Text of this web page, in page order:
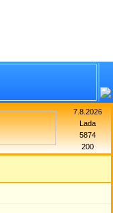
7.8.2026
Lada
5874
200